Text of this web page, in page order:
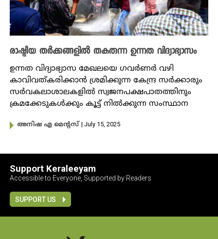
രാഷ്ട്രീയ തർക്കങ്ങളിൽ തകരുന്ന ഉന്നത വിദ്യാഭ്യാസം
ഉന്നത വിദ്യാഭ്യാസ മേഖലയെ ‌ഗവർണർ വഴി
കാവിവത്കരിക്കാൻ ശ്രമിക്കുന്ന കേന്ദ്ര സർക്കാരും
സർവകലാശാലകളിൽ സ്വജനപക്ഷപാതത്തിനും
ക്രമക്കേടുകൾക്കും കൂട്ട് നിൽക്കുന്ന സംസ്ഥാന
അനിഷ എ മെന്റസ് | July 15, 2025
Support Keraleeyam
Accessible to Everyone, Supported by Readers
SUPPORT US